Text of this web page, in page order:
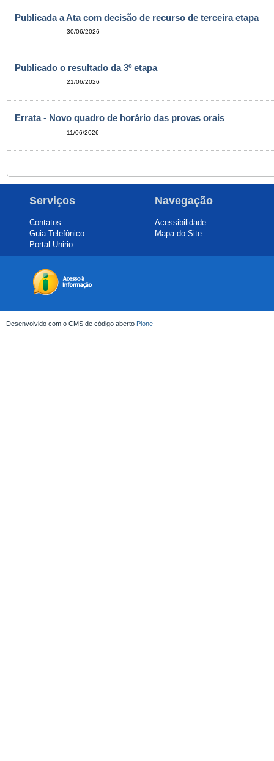
Publicada a Ata com decisão de recurso de terceira etapa
30/06/2026
Publicado o resultado da 3º etapa
21/06/2026
Errata - Novo quadro de horário das provas orais
11/06/2026
Serviços
Contatos
Guia Telefônico
Portal Unirio
Navegação
Acessibilidade
Mapa do Site
Desenvolvido com o CMS de código aberto Plone